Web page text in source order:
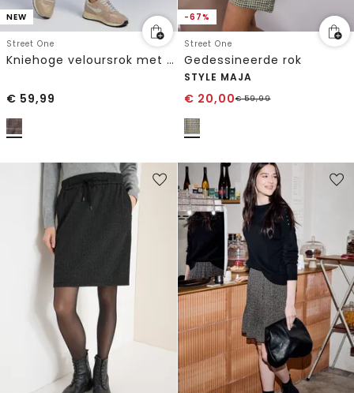
NEW
Street One
Kniehoge veloursrok met ruitjespatroon
€ 59,99
-67%
Street One
Gedessineerde rok
STYLE MAJA
€ 20,00€59,99